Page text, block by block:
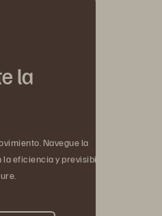
la
Navegue la
eficiencia y previsibilidad